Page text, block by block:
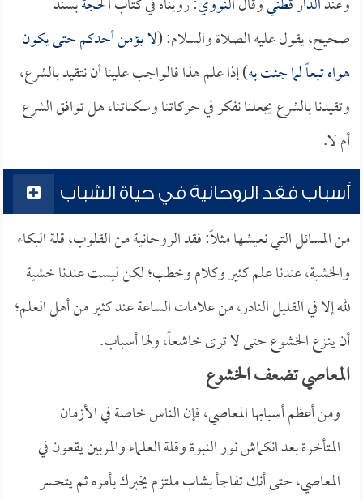
صحيح، يقول عليه الصلاة والسلام: (لا يؤمن أحدكم حتى يكون
هواه تبعاً لما جئت به) إذا علم هذا فالواجب علينا أن نتقيد بالشرع،
وتقيدنا بالشرع يجعلنا نفكر في حركاتنا وسكناتنا، هل توافق الشرع
أم لا.
أسباب فقد الروحانية في حياة الشباب
من المسائل التي نعيشها مثلاً: فقد الروحانية من القلوب، قلة البكاء
والخشية، عندنا علم كثير وكلام وخطب؛ لكن ليست عندنا خشية
لله إلا في القليل النادر، من علامات الساعة عند كثير من أهل العلم؛
أن ينـزع الخشوع حتى لا ترى خاشعاً، ولها أسباب.
المعاصي تضعف الخشوع
ومن أعظم أسبابها المعاصي، فإن الناس خاصة في الأزمان
المتأخرة بعد انكماش نور النبوة وقلة العلماء والمربين يقعون في
المعاصي، حتى أنك تفاجأ بشاب ملتزم يخبرك بأمره ثم يتحسر